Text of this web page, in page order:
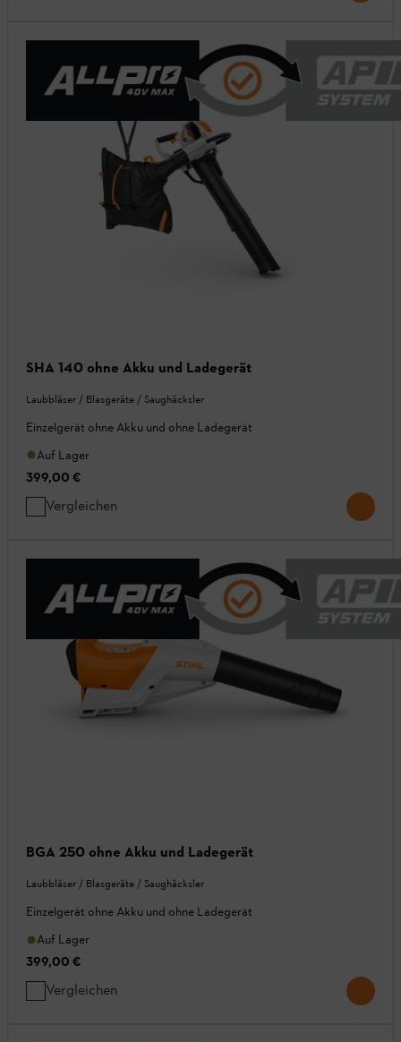
SHA 140 ohne Akku und Ladegerät
Laubbläser / Blasgeräte / Saughäcksler
Einzelgerät ohne Akku und ohne Ladegerät
Auf Lager
399,00 €
Vergleichen
BGA 250 ohne Akku und Ladegerät
Laubbläser / Blasgeräte / Saughäcksler
Einzelgerät ohne Akku und ohne Ladegerät
Auf Lager
399,00 €
Vergleichen